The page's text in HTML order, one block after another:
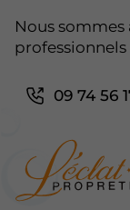
Nous
09 74 56